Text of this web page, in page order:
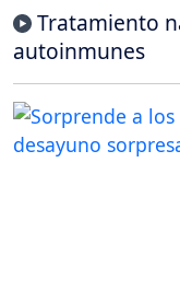
Tratamiento
autoinmunes